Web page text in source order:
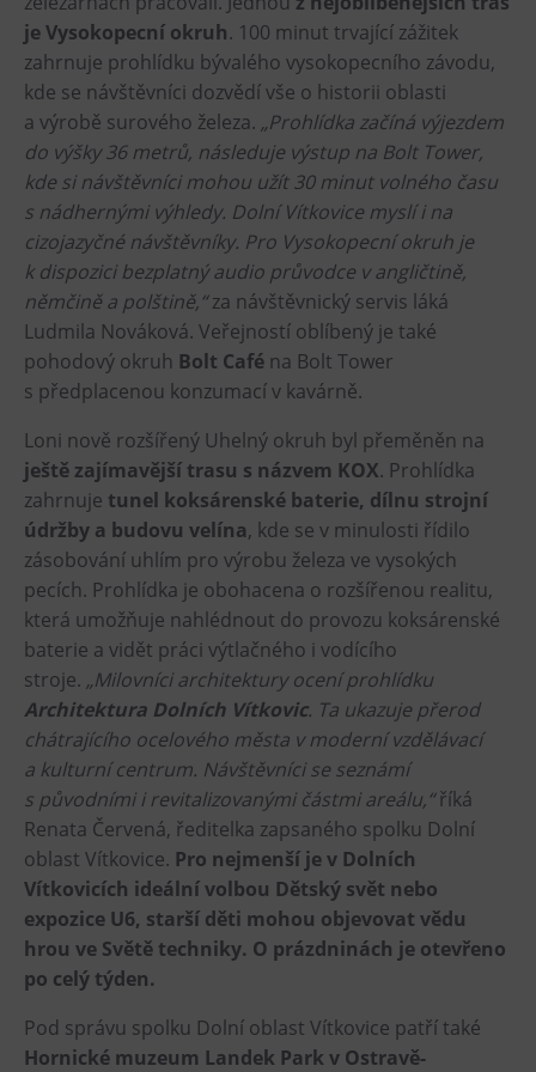
Heligonka
HopJump
Lezecká stěna
Národní zemědělské muzeum
Fajna Dilna
FUTUREUM
Prohlídky
Dolní Vítkovice
Hornické muzeum
Bolt Café
Kavárna Velký Svět techniky
L’Osteria
PECKA DOV
Restaurace VP ART
Bistropen
CØKAFE Dolní Vítkovice
FUTURE café
Catering
Ubytování
Hotel VP1
Vila Liběna
Další
Narozeninové oslavy
Letní tábory
je Vysokopecní okruh. 100 minut trvající zážitek
zahrnuje prohlídku bývalého vysokopecního závodu,
kde se návštěvníci dozvědí vše o historii oblasti
a výrobě surového železa. „Prohlídka začíná výjezdem
do výšky 36 metrů, následuje výstup na Bolt Tower,
kde si návštěvníci mohou užít 30 minut volného času
s nádhernými výhledy​. Dolní Vítkovice myslí i na
cizojazyčné návštěvníky. Pro Vysokopecní okruh je
k dispozici bezplatný audio průvodce v angličtině,
němčině a polštině,“za návštěvnický servis láká
Ludmila Nováková. Veřejností oblíbený je také
pohodový okruh Bolt Café na Bolt Tower
s předplacenou konzumací v kavárně.
Loni nově rozšířený Uhelný okruh byl přeměněn na
ještě zajímavější trasu s názvem KOX. Prohlídka
zahrnuje tunel koksárenské baterie, dílnu strojní
údržby a budovu velína, kde se v minulosti řídilo
zásobování uhlím pro výrobu železa ve vysokých
pecích. Prohlídka je obohacena o rozšířenou realitu,
která umožňuje nahlédnout do provozu koksárenské
baterie a vidět práci výtlačného i vodícího
stroje. „Milovníci architektury ocení prohlídku
Architektura Dolních Vítkovic. Ta ukazuje přerod
chátrajícího ocelového města v moderní vzdělávací
a kulturní centrum. Návštěvníci se seznámí
s původními i revitalizovanými částmi areálu,“říká
Renata Červená, ředitelka zapsaného spolku Dolní
oblast Vítkovice. Pro nejmenší je v Dolních
Vítkovicích ideální volbou Dětský svět nebo
expozice U6, starší děti mohou objevovat vědu
hrou ve Světě techniky. O prázdninách je otevřeno
po celý týden.
Pod správu spolku Dolní oblast Vítkovice patří také
Hornické muzeum Landek Park v Ostravě-